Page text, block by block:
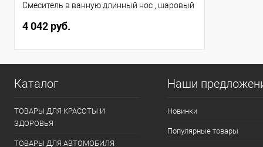
Смеситель в ванную длинный нос , шаровый
4 042 руб.
Каталог
ТОВАРЫ ДЛЯ КРАСОТЫ И
ЗДОРОВЬЯ
ТОВАРЫ ДЛЯ АВТОМОБИЛЯ
Наши
Новинки
Популярные товары